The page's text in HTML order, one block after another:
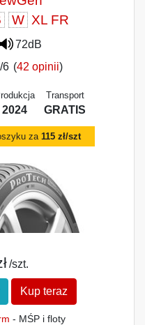
W XL FR
72dB
(42 opinii)
2024
Transport
GRATIS
za 115 zł/szt
/szt.
Kup teraz
- MŚP i floty